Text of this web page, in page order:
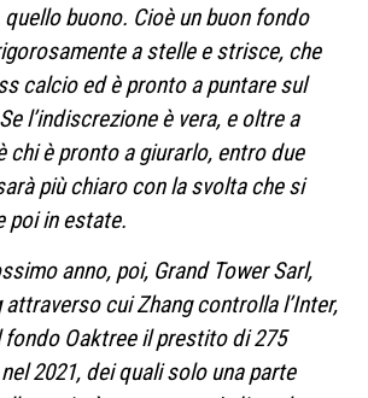
quello buono. Cioè un buon fondo
a stelle e strisce, che
calcio ed è pronto a puntare sul
l’indiscrezione è vera, e oltre a
chi è pronto a giurarlo, entro due
più chiaro con la svolta che si
poi in estate.
anno, poi, Grand Tower Sarl,
cui Zhang controlla l’Inter,
Oaktree il prestito di 275
2021, dei quali solo una parte